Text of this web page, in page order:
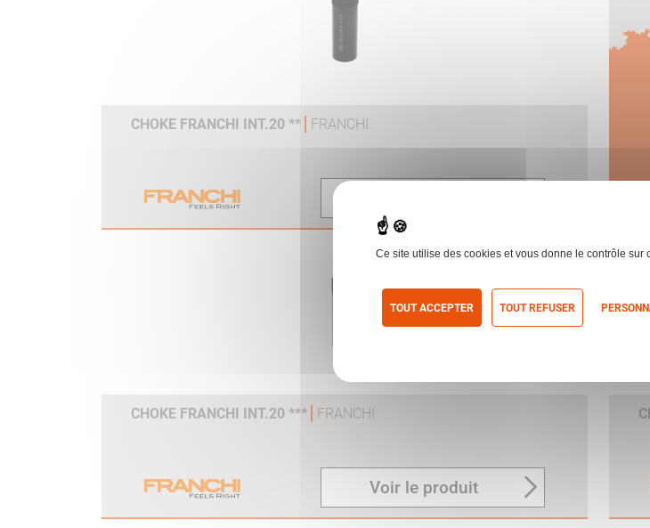
CHOKE FRANCHI INT.20 ** FRANCHI
CHOKE FRANCHI INT.20 *** FRANCHI
Voir le produit
Ce site utilise des cookies et vous donne le contrôle sur
TOUT ACCEPTER TOUT REFUSER